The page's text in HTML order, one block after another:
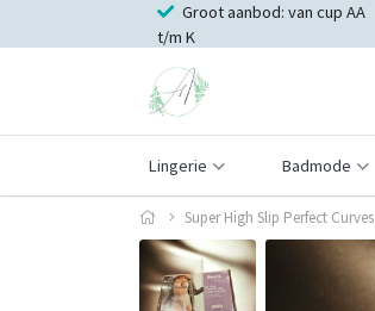
Groot aanbod: van cup AA
t/m K
Lingerie Badmode
Super High Slip Perfect Curves